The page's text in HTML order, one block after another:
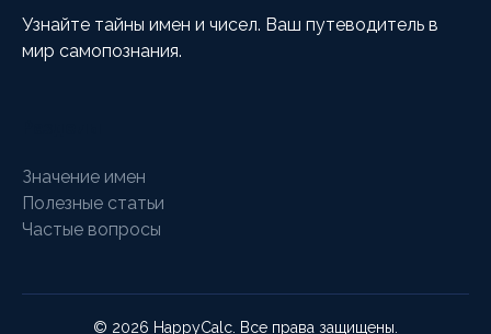
Узнайте тайны имен и чисел. Ваш путеводитель в
мир самопознания.
Значение имен
Полезные статьи
Частые вопросы
© 2026 HappyCalc. Все права защищены.